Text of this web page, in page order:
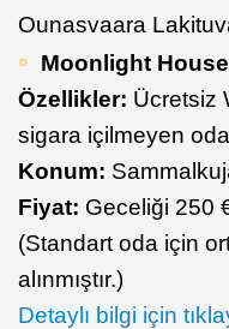
Ounasvaara
Moonlight House
Özellikler: Ücretsiz
sigara içilmeyen oda
Konum:
Fiyat: Geceliği 250
(Standart oda için
alınmıştır.)
Detaylı bilgi için